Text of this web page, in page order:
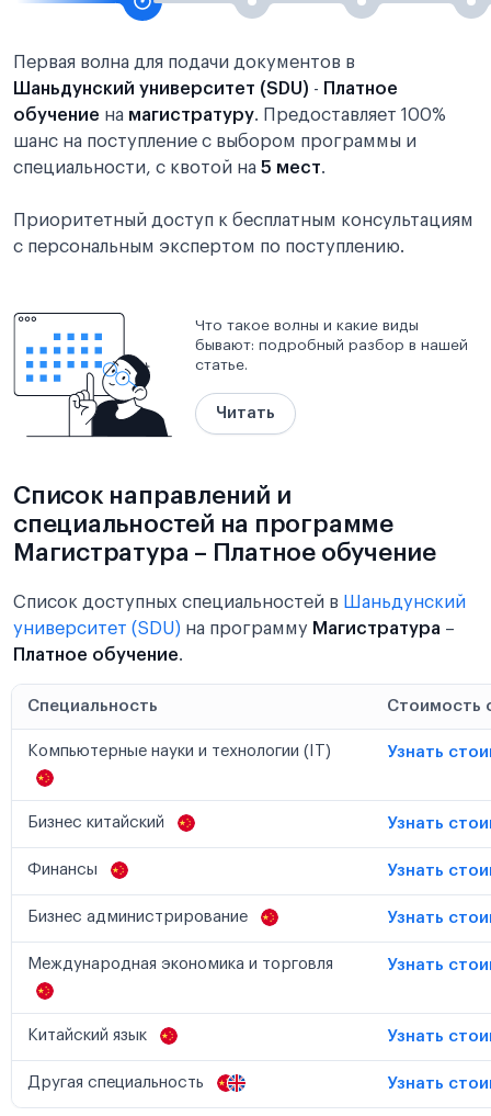
Первая волна для подачи документов в
Шаньдунский университет (SDU) - Платное
обучение на магистратуру. Предоставляет 100%
шанс на поступление с выбором программы и
специальности, с квотой на 5 мест.
Приоритетный доступ к бесплатным консультациям
с персональным экспертом по поступлению.
Что такое волны и какие виды
бывают: подробный разбор в нашей
статье.
Читать
Список направлений и
специальностей на программе
Магистратура – Платное обучение
Список доступных специальностей в Шаньдунский
университет (SDU) на программу Магистратура –
Платное обучение.
Специальность Стоимость
Компьютерные науки и технологии (IT) Узнать
Бизнес китайский Узнать
Финансы Узнать
Бизнес администрирование Узнать
Международная экономика и торговля Узнать
Китайский язык Узнать
Другая специальность Узнать